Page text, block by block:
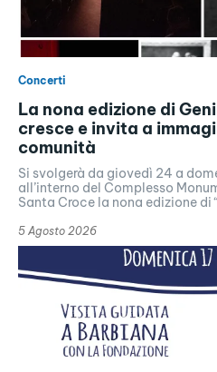
Concerti
La nona edizione di
cresce e invita a
comunità
Si svolgerà da giovedì 24 a
all’interno del Complesso
Santa Croce la nona edizione di
5 Agosto 2026